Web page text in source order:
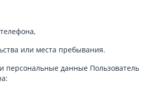
или места пребывания.
персональные данные Пользователь